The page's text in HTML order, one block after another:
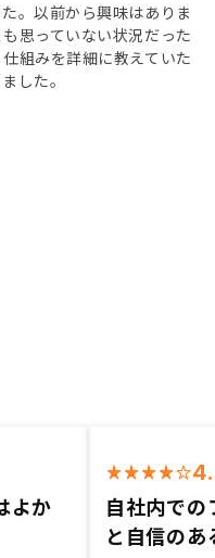
。以前から興味はありま
思っていない状況だった
組みを詳細に教えていた
した。
よか
自社内で
と自信の